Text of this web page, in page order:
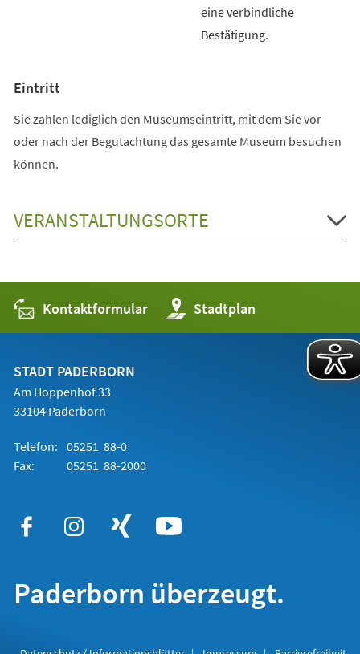
eine verbindliche
Bestätigung.
Eintritt
Sie zahlen lediglich den Museumseintritt, mit dem Sie vor
oder nach der Begutachtung das gesamte Museum besuchen
können.
VERANSTALTUNGSORTE
Kontaktformular Stadtplan
(Öffnet
in
einem
STADT PADERBORN
Am Hoppenhof 33
33104 Paderborn
Telefon: 05251 88-0
Fax:
05251 88-2000
Paderborn überzeugt.